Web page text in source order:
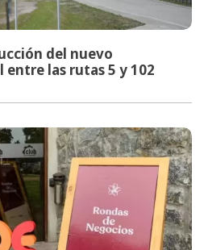
del nuevo
las rutas 5 y 102